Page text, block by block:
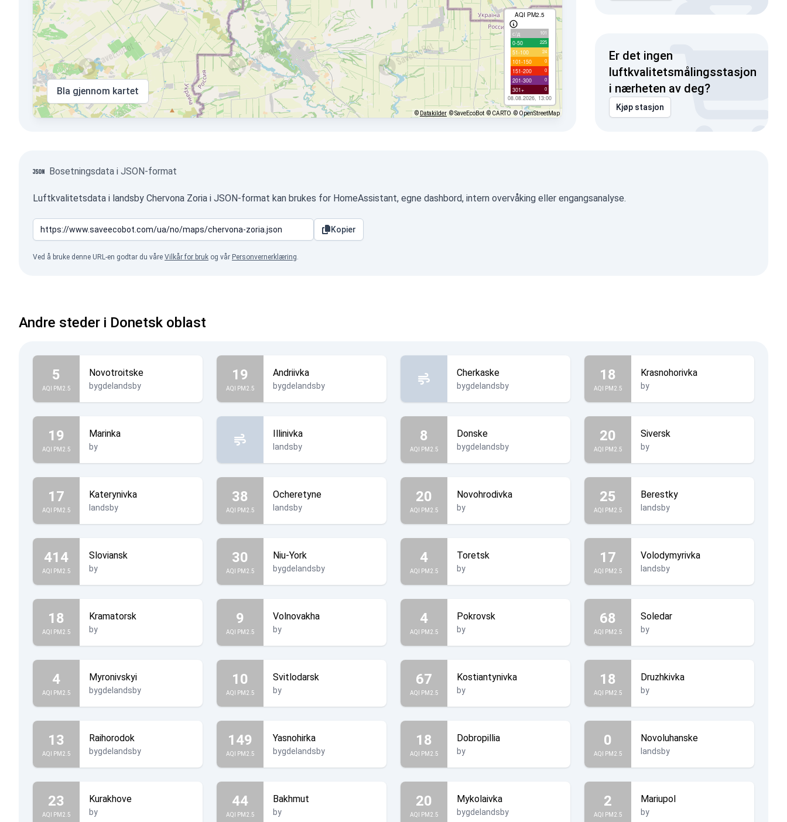
AQI PM2.5
с/д 101
0-50 225
51-100 24
101-150 0
151-200 0
201-300 0
301+ 0
08.08.2026, 13:00
Bla gjennom kartet
© Datakilder © SaveEcoBot © CARTO © OpenStreetMap
Er det ingen
luftkvalitetsmålingsstasjon
i nærheten av deg?
Kjøp stasjon
Bosetningsdata i JSON-format
Luftkvalitetsdata i landsby Chervona Zoria i JSON-format kan brukes for HomeAssistant, egne dashbord, intern overvåking eller engangsanalyse.
Kopier
Ved å bruke denne URL-en godtar du våre Vilkår for bruk og vår Personvernerklæring.
Andre steder i Donetsk oblast
5
AQI PM2.5
Novotroitske
bygdelandsby
19
AQI PM2.5
Andriivka
bygdelandsby
Cherkaske
bygdelandsby
18
AQI PM2.5
Krasnohorivka
by
19
AQI PM2.5
Marinka
by
Illinivka
landsby
8
AQI PM2.5
Donske
bygdelandsby
20
AQI PM2.5
Siversk
by
17
AQI PM2.5
Katerynivka
landsby
38
AQI PM2.5
Ocheretyne
landsby
20
AQI PM2.5
Novohrodivka
by
25
AQI PM2.5
Berestky
landsby
414
AQI PM2.5
Sloviansk
by
30
AQI PM2.5
Niu-York
bygdelandsby
4
AQI PM2.5
Toretsk
by
17
AQI PM2.5
Volodymyrivka
landsby
18
AQI PM2.5
Kramatorsk
by
9
AQI PM2.5
Volnovakha
by
4
AQI PM2.5
Pokrovsk
by
68
AQI PM2.5
Soledar
by
4
AQI PM2.5
Myronivskyi
bygdelandsby
10
AQI PM2.5
Svitlodarsk
by
67
AQI PM2.5
Kostiantynivka
by
18
AQI PM2.5
Druzhkivka
by
13
AQI PM2.5
Raihorodok
bygdelandsby
149
AQI PM2.5
Yasnohirka
bygdelandsby
18
AQI PM2.5
Dobropillia
by
0
AQI PM2.5
Novoluhanske
landsby
23
AQI PM2.5
Kurakhove
by
44
AQI PM2.5
Bakhmut
by
20
AQI PM2.5
Mykolaivka
bygdelandsby
2
AQI PM2.5
Mariupol
by